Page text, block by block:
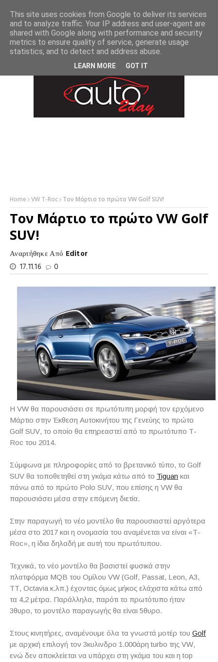
Home VW T-Roc Τον Μάρτιο το πρώτο VW Golf SUV!
Τον Μάρτιο το πρώτο VW Golf
SUV!
Αναρτήθηκε Από Editor
17.11.16
0
Η VW θα παρουσιάσει σε πρωτότυπη μορφή τον ερχόμενο
Μάρτιο στην Έκθεση Αυτοκινήτου της Γενεύης το πρώτο
Golf SUV, το οποίο θα επηρεαστεί από το πρωτότυπο T-
Roc του 2014.
Σύμφωνα με πληροφορίες από το βρετανικό τύπο, το Golf
SUV θα τοποθετηθεί στη γκάμα κάτω από το Tiguan και
πάνω από το πρώτο Polo SUV, που επίσης η VW θα
παρουσιάσει μέσα στην επόμενη διετία.
Στην παραγωγή το νέο μοντέλο θα παρουσιαστεί αργότερα
μέσα στο 2017 και η ονομασία του αναμένεται να είναι «T-
Roc», η ίδια δηλαδή με αυτή του πρωτότυπου.
Τεχνικά, το νέο μοντέλο θα βασιστεί φυσικά στην
πλατφόρμα MQB του Ομίλου VW (Golf, Passat, Leon, A3,
TT, Octavia κ.λπ.) έχοντας όμως μήκος ελάχιστα κάτω από
τα 4,2 μέτρα. Παράλληλα, παρότι το πρωτότυπο ήταν
3θυρο, το μοντέλο παραγωγής θα είναι 5θυρο.
Στους κινητήρες, αναμένουμε όλα τα γνωστά μοτέρ του Golf
με αρχική επιλογή τον 3κυλινδρο 1.000άρηturbo της VW,
ενώ δεν αποκλείεται να υπάρχει στη γκάμα του και ηtop
This site uses cookies from Google to deliver its services
and to analyze traffic. Your IP address and user-agent are
shared with Google along with performance and security
metrics to ensure quality of service, generate usage
statistics, and to detect and address abuse.
LEARN MORE GOT IT